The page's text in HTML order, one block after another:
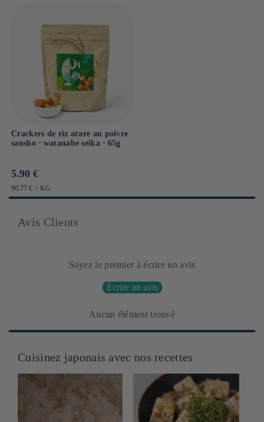
Crackers de riz arare au poivre
sansho ⋅ watanabe seika ⋅ 65g
Prix
habituel
5.90 €
PRIX
UNITAIRE
90.77 € / PAR
KG
Avis Clients
Soyez le premier à écrire un avis
Écrire un avis
Aucun élément trouvé
Cuisinez japonais avec nos recettes